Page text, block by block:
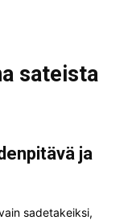
sateista
ja
sadetakeiksi,